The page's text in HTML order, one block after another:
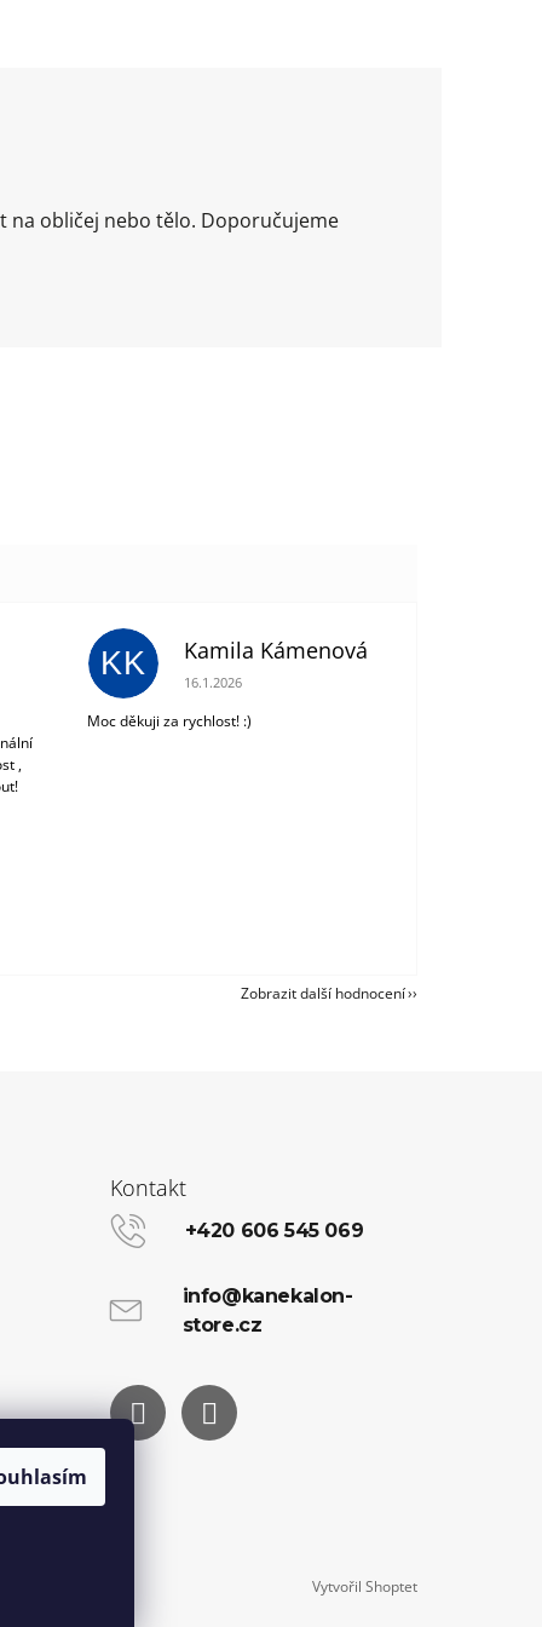
na obličej nebo tělo. Doporučujeme
5 hvězdiček.
,
KK Kamila Kámenová
Hodnocení obchodu je 5 z 5 hvězdiček.
16.1.2026
Moc děkuji za rychlost! :)
Zobrazit další hodnocení
Kontakt
+420 606 545 069
info@kanekalon-
store.cz
Vytvořil Shoptet